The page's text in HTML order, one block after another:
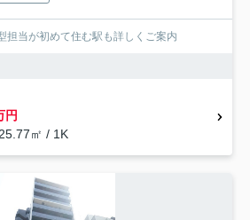
担当が初めて住む駅も詳しくご案内
円
㎡ / 1K